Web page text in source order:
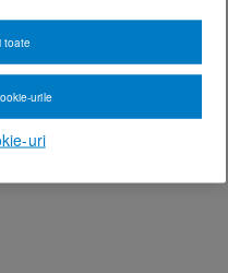
uri
toate
urile